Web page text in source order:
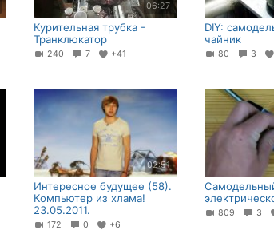
06:27
Курительная трубка -
Транклюкатор
240 7 +41
DIY:
чайник
80 3
02:51
Интересное будущее (58).
Компьютер из хлама!
23.05.2011.
172 0 +6
809 3